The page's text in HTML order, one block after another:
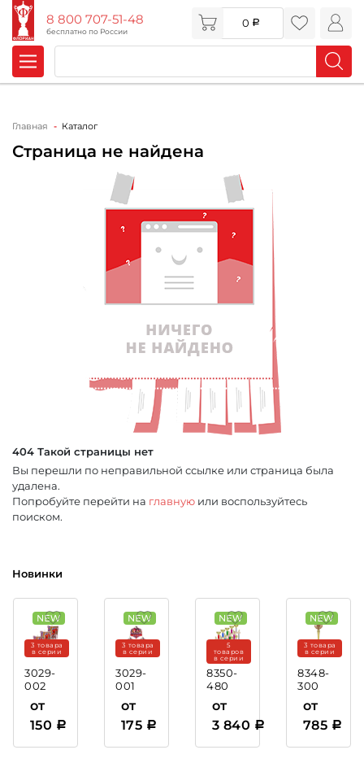
8 800 707-51-48
бесплатно по России
0
Главная Каталог
Страница не найдена
404 Такой страницы нет
Вы перешли по неправильной ссылке или страница была
удалена.
Попробуйте перейти на главную или воспользуйтесь
поиском.
Новинки
3029-
002
медаль
Хоккей
место
3 товара
в серии
от
150
3029-
001
медаль
Бокс
место
3 товара
в серии
от
175
8350-
480
Казимир
(этажерка)
5
товаров
в серии
от
3 840
8348-
300
Минор
3 товара
в серии
от
785